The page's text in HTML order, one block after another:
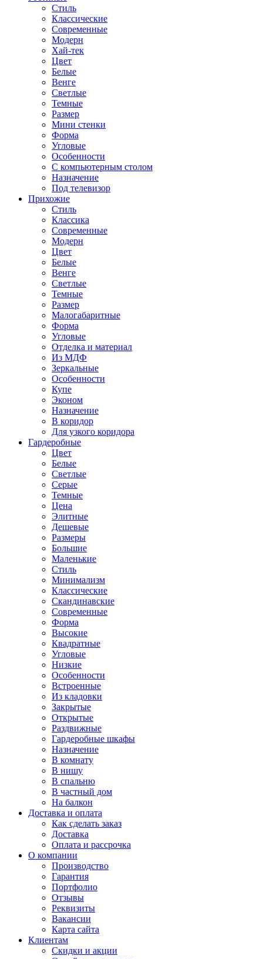
Стиль
Классические
Современные
Модерн
Хай-тек
Цвет
Белые
Венге
Светлые
Темные
Размер
Мини стенки
Форма
Угловые
Особенности
С компьютерным столом
Назначение
Под телевизор
Прихожие
Стиль
Классика
Современные
Модерн
Цвет
Белые
Венге
Светлые
Темные
Размер
Малогабаритные
Форма
Угловые
Отделка и материал
Из МДФ
Зеркальные
Особенности
Купе
Эконом
Назначение
В коридор
Для узкого коридора
Гардеробные
Цвет
Белые
Светлые
Серые
Темные
Цена
Элитные
Дешевые
Размеры
Большие
Маленькие
Стиль
Минимализм
Классические
Скандинавские
Современные
Форма
Высокие
Квадратные
Угловые
Низкие
Особенности
Встроенные
Из кладовки
Закрытые
Открытые
Раздвижные
Гардеробные шкафы
Назначение
В комнату
В нишу
В спальню
В частный дом
На балкон
Доставка и оплата
Как сделать заказ
Доставка
Оплата и рассрочка
О компании
Производство
Гарантия
Портфолио
Отзывы
Реквизиты
Вакансии
Карта сайта
Клиентам
Скидки и акции